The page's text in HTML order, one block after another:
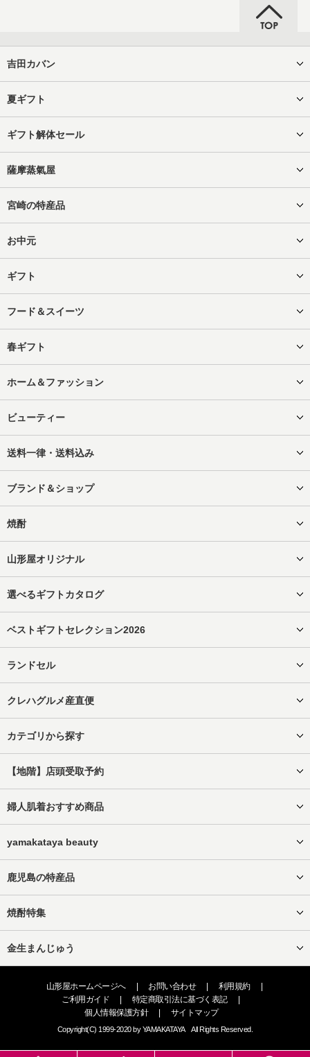
吉田カバン
夏ギフト
ギフト解体セール
薩摩蒸氣屋
宮崎の特産品
お中元
ギフト
フード＆スイーツ
春ギフト
ホーム＆ファッション
ビューティー
送料一律・送料込み
ブランド＆ショップ
焼酎
山形屋オリジナル
選べるギフトカタログ
ベストギフトセレクション2026
ランドセル
クレハグルメ産直便
カテゴリから探す
【地階】店頭受取予約
婦人肌着おすすめ商品
yamakataya beauty
鹿児島の特産品
焼酎特集
金生まんじゅう
山形屋ホームページへ お問い合わせ 利用規約
ご利用ガイド
特定商取引法に基づく表記
個人情報保護方針
サイトマップ
Copyright(C) 1999-2020 by YAMAKATAYA All Rights Reserved.